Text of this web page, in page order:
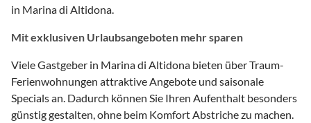
in Marina di Altidona.
Mit exklusiven Urlaubsangeboten mehr sparen
Viele Gastgeber in Marina di Altidona bieten über Traum-
Ferienwohnungen attraktive Angebote und saisonale
Specials an. Dadurch können Sie Ihren Aufenthalt besonders
günstig gestalten, ohne beim Komfort Abstriche zu machen.